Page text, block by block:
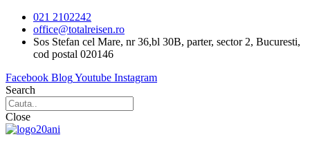
conținut
021 2102242
office@totalreisen.ro
Sos Stefan cel Mare, nr 36,bl 30B, parter, sector 2, Bucuresti,
cod postal 020146
Facebook BlogYoutube Instagram
Search
Close